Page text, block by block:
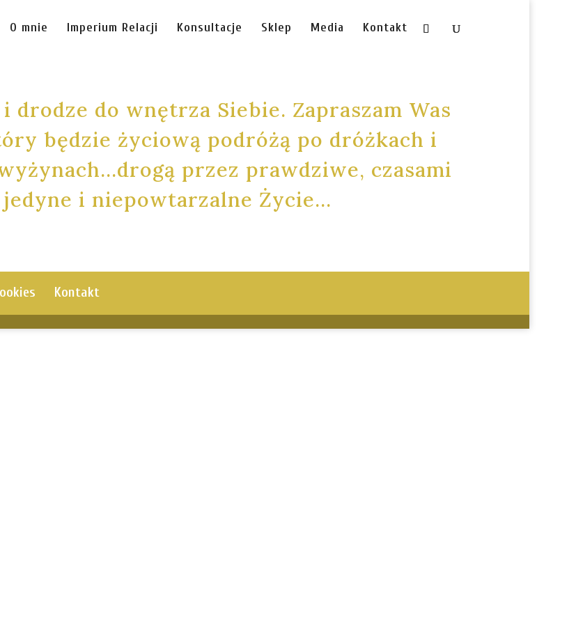
O mnie Imperium Relacji Konsultacje Sklep Media Kontakt
drodze do wnętrza Siebie. Zapraszam Was
będzie życiową podróżą po dróżkach i
przez prawdziwe, czasami
i niepowtarzalne Życie…
Kontakt